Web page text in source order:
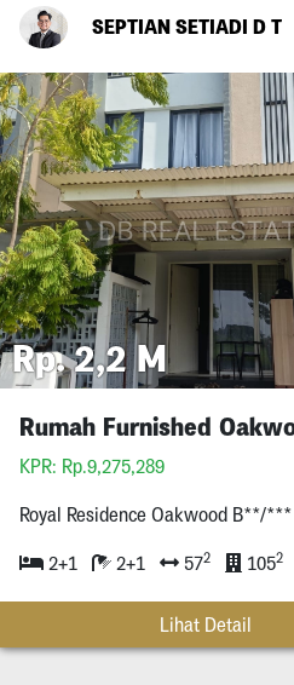
SEPTIAN SETIADI D T
Rp. 2,2 M
KPR: Rp.9,275,289
Royal Residence Oakwood B**/***
2+1 2+1 572 1052
Lihat Detail